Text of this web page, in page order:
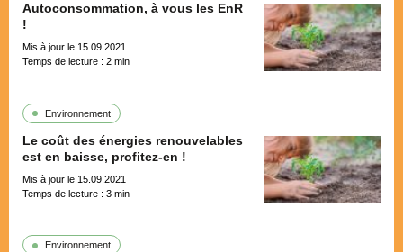
Autoconsommation, à vous les EnR
!
Mis à jour le 15.09.2021
Temps de lecture : 2 min
Environnement
Le coût des énergies renouvelables
est en baisse, profitez-en !
Mis à jour le 15.09.2021
Temps de lecture : 3 min
Environnement